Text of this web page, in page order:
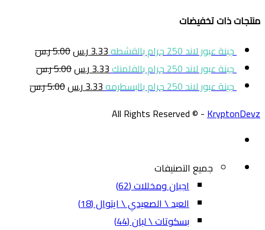
منتجات ذات تخفيضات
جبنة عبور لاند 250 جرام بالقشطه
3.33ر.س5.00ر.س
جبنة عبور لاند 250 جرام بالفلمنك
3.33ر.س5.00ر.س
جبنة عبور لاند 250 جرام بالبسطرمه
3.33ر.س5.00ر.س
All Rights Reserved © -KryptonDevz
جميع التصنيفات
اجبان ومخللات(62)
العبد \ الصعيدي \ ايتوال(18)
بسكوتات \ لبان(44)